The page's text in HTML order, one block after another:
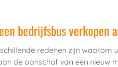
bedrijfsbus verkopen
redenen zijn waarom
de aanschaf van een nieuw